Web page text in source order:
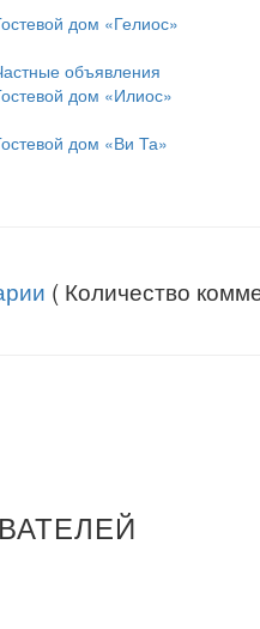
дом «Гелиос»
объявления
дом «Илиос»
дом «Ви Та»
( Количество